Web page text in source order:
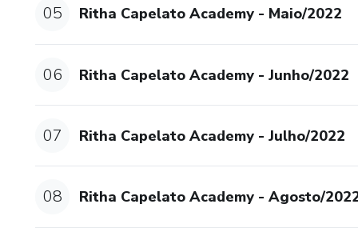
05 Ritha Capelato Academy - Maio/2022
06 Ritha Capelato Academy - Junho/2022
07 Ritha Capelato Academy - Julho/2022
08 Ritha Capelato Academy - Agosto/